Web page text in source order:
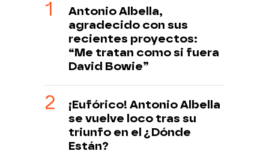
Antonio Albella,
agradecido con sus
recientes proyectos:
“Me tratan como si fuera
David Bowie”
¡Eufórico! Antonio Albella
se vuelve loco tras su
triunfo en el ¿Dónde
Están?